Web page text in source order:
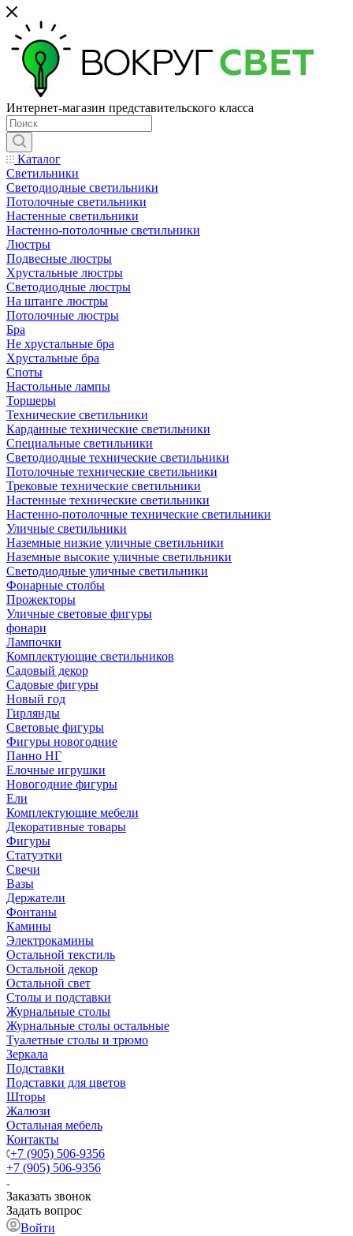
Интернет-магазин представительского класса
Каталог
Светильники
Светодиодные светильники
Потолочные светильники
Настенные светильники
Настенно-потолочные светильники
Люстры
Подвесные люстры
Хрустальные люстры
Светодиодные люстры
На штанге люстры
Потолочные люстры
Бра
Не хрустальные бра
Хрустальные бра
Споты
Настольные лампы
Торшеры
Технические светильники
Карданные технические светильники
Специальные светильники
Светодиодные технические светильники
Потолочные технические светильники
Трековые технические светильники
Настенные технические светильники
Настенно-потолочные технические светильники
Уличные светильники
Наземные низкие уличные светильники
Наземные высокие уличные светильники
Светодиодные уличные светильники
Фонарные столбы
Прожекторы
Уличные световые фигуры
фонари
Лампочки
Комплектующие светильников
Садовый декор
Садовые фигуры
Новый год
Гирлянды
Световые фигуры
Фигуры новогодние
Панно НГ
Елочные игрушки
Новогодние фигуры
Ели
Комплектующие мебели
Декоративные товары
Фигуры
Статуэтки
Свечи
Вазы
Держатели
Фонтаны
Камины
Электрокамины
Остальной текстиль
Остальной декор
Остальной свет
Столы и подставки
Журнальные столы
Журнальные столы остальные
Туалетные столы и трюмо
Зеркала
Подставки
Подставки для цветов
Шторы
Жалюзи
Остальная мебель
Контакты
+7 (905) 506-9356
+7 (905) 506-9356
Заказать звонок
Задать вопрос
Войти